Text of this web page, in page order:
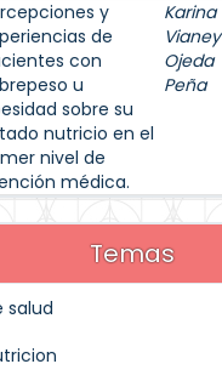
y
de
con
u
sobre su
nutricio en el
nivel de
médica.
Karina
Vianey
Ojeda
Peña
Temas
salud